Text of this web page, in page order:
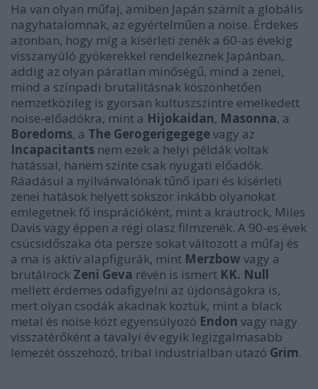
Ha van olyan műfaj, amiben Japán számít a globális
nagyhatalomnak, az egyértelműen a noise. Érdekes
azonban, hogy míg a kísérleti zenék a 60-as évekig
visszanyúló gyökerekkel rendelkeznek Japánban,
addig az olyan páratlan minőségű, mind a zenei,
mind a színpadi brutalitásnak köszönhetően
nemzetközileg is gyorsan kultuszszintre emelkedett
noise-előadókra, mint a Hijokaidan, Masonna, a
Boredoms, a The Gerogerigegegevagy az
Incapacitants nem ezek a helyi példák voltak
hatással, hanem szinte csak nyugati előadók.
Ráadásul a nyilvánvalónak tűnő ipari és kísérleti
zenei hatások helyett sokszor inkább olyanokat
emlegetnek fő insprációként, mint a krautrock, Miles
Davis vagy éppen a régi olasz filmzenék. A 90-es évek
csúcsidőszaka óta persze sokat változott a műfaj és
a ma is aktív alapfigurák, mint Merzbow vagy a
brutálrock Zeni Geva révén is ismert KK. Null
mellett érdemes odafigyelni az újdonságokra is,
mert olyan csodák akadnak köztük, mint a black
metal és noise közt egyensúlyozó Endon vagy nagy
visszatérőként a tavalyi év egyik legizgalmasabb
lemezét összehozó, tribal industrialban utazó Grim.